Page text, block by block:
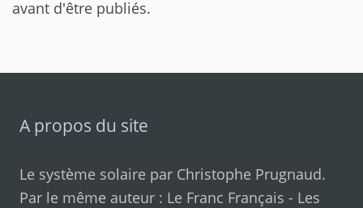
avant d'être publiés.
A propos du site
Le système solaire par Christophe Prugnaud.
Par le même auteur : Le Franc Français - Les